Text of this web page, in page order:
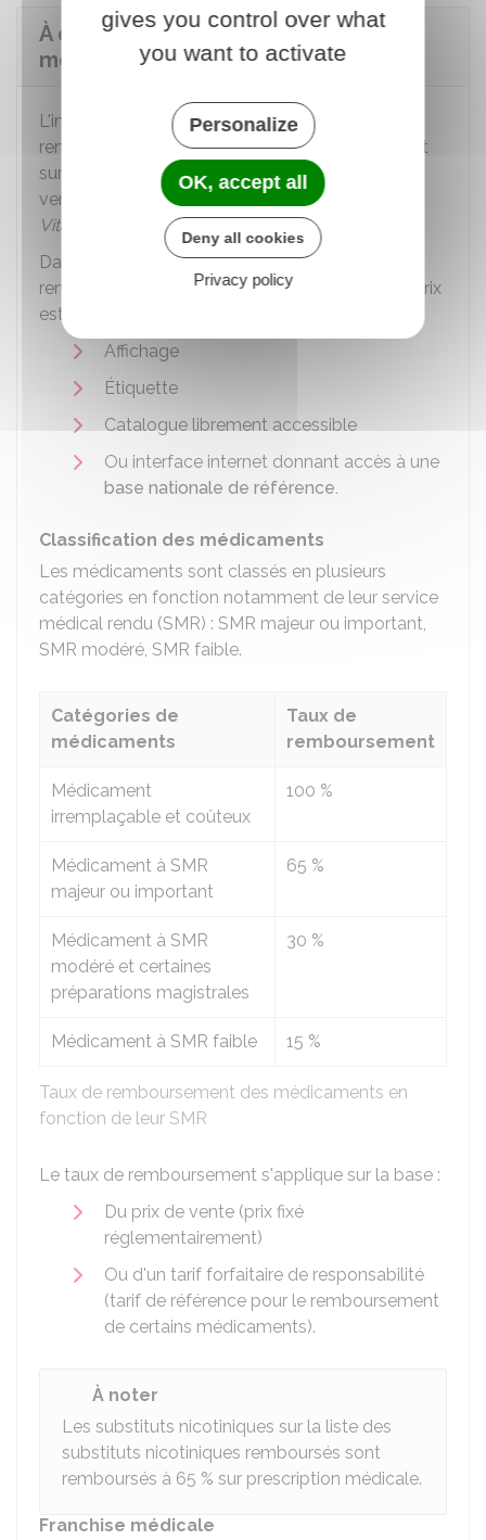
À quel taux sont remboursés les
médicaments ?
L'information sur le prix et le taux de
remboursement de chaque médicament figurent
sur une facture imprimée par le pharmacien au
verso de l'ordonnance (facture appelée
Vitale
Dans la pharmacie, selon que le médicament
remboursable est exposé à la vue du public, le prix
est indiqué par :
Affichage
Étiquette
Catalogue librement accessible
Ou interface internet donnant accès à une
base nationale de référence.
Classification des médicaments
Les médicaments sont classés en plusieurs
catégories en fonction notamment de leur service
médical rendu (SMR) : SMR majeur ou important,
SMR modéré, SMR faible.
Taux de remboursement des médicaments en
fonction de leur SMR
Catégories de
médicaments
Taux de
remboursement
Médicament
irremplaçable et coûteux
100 %
Médicament à SMR
majeur ou important
65 %
Médicament à SMR
modéré et certaines
préparations magistrales
30 %
Médicament à SMR faible 15 %
Le taux de remboursement s'applique sur la base :
Du prix de vente (prix fixé
réglementairement)
Ou d'un tarif forfaitaire de responsabilité
(tarif de référence pour le remboursement
de certains médicaments).
À noter
Les substituts nicotiniques sur la liste des
substituts nicotiniques remboursés sont
remboursés à 65 % sur prescription médicale.
Franchise médicale
gives you control over what
you want to activate
Personalize
OK, accept all
Deny all cookies
Privacy policy